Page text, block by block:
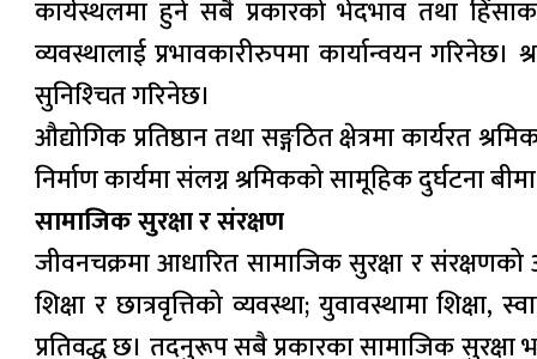
कार्यस्थलमा हुने सबै प्रकारको भेदभाव तथा
व्यवस्थालाई प्रभावकारीरुपमा कार्यान्वयन
सुनिश्‍चित गरिनेछ।
औद्योगिक प्रतिष्ठान तथा सङ्गठित क्षेत्रमा कार्यरत
निर्माण कार्यमा संलग्न श्रमिकको सामूहिक दुर्घटना
सामाजिक सुरक्षा र संरक्षण
जीवनचक्रमा आधारित सामाजिक सुरक्षा र
शिक्षा र छात्रवृत्तिको व्यवस्था; युवावस्थामा
प्रतिवद्ध छ। तदनुरूप सबै प्रकारका सामाजिक सुरक्षा